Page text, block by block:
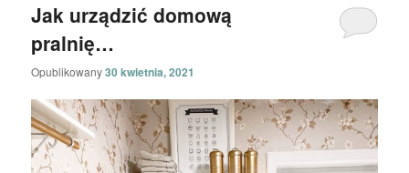
Jak urządzić domową
pralnię…
Opublikowany30 kwietnia, 2021